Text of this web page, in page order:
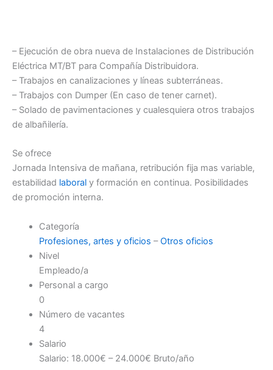
– Ejecución de obra nueva de Instalaciones de Distribución
Eléctrica MT/BT para Compañía Distribuidora.
– Trabajos en canalizaciones y líneas subterráneas.
– Trabajos con Dumper (En caso de tener carnet).
– Solado de pavimentaciones y cualesquiera otros trabajos
de albañilería.
Se ofrece
Jornada Intensiva de mañana, retribución fija mas variable,
estabilidad laboral y formación en continua. Posibilidades
de promoción interna.
Categoría
Profesiones, artes y oficios –Otros oficios
Nivel
Empleado/a
Personal a cargo
0
Número de vacantes
4
Salario
Salario: 18.000€ – 24.000€ Bruto/año